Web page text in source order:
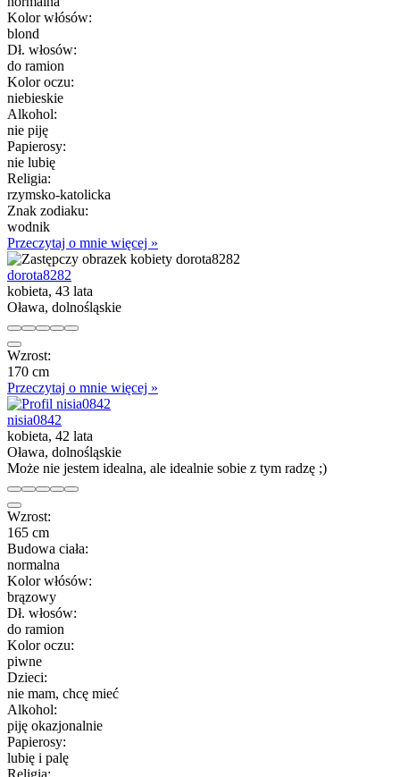
Kolor włósów:
blond
Dł. włosów:
do ramion
Kolor oczu:
niebieskie
Alkohol:
nie piję
Papierosy:
nie lubię
Religia:
rzymsko-katolicka
Znak zodiaku:
wodnik
Przeczytaj o mnie więcej »
dorota8282
kobieta, 43 lata
Oława, dolnośląskie
Wzrost:
170 cm
Przeczytaj o mnie więcej »
nisia0842
kobieta, 42 lata
Oława, dolnośląskie
Może nie jestem idealna, ale idealnie sobie z tym radzę ;)
Wzrost:
165 cm
Budowa ciała:
normalna
Kolor włósów:
brązowy
Dł. włosów:
do ramion
Kolor oczu:
piwne
Dzieci:
nie mam, chcę mieć
Alkohol:
piję okazjonalnie
Papierosy:
lubię i palę
Religia: